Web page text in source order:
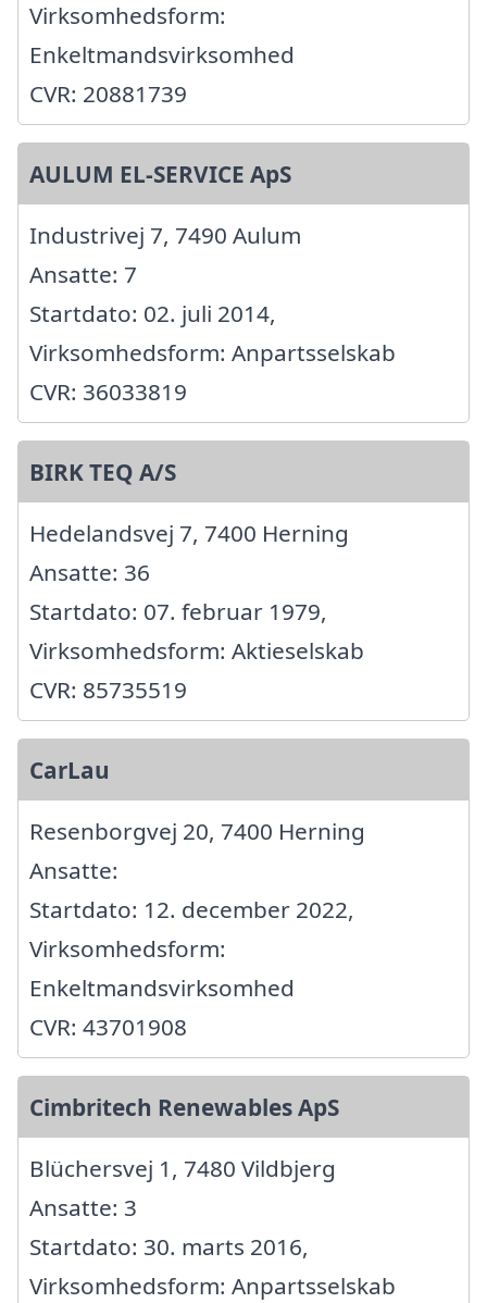
Virksomhedsform:
Enkeltmandsvirksomhed
CVR: 20881739
AULUM EL-SERVICE ApS
Industrivej 7, 7490 Aulum
Ansatte: 7
Startdato: 02. juli 2014,
Virksomhedsform: Anpartsselskab
CVR: 36033819
BIRK TEQ A/S
Hedelandsvej 7, 7400 Herning
Ansatte: 36
Startdato: 07. februar 1979,
Virksomhedsform: Aktieselskab
CVR: 85735519
CarLau
Resenborgvej 20, 7400 Herning
Ansatte:
Startdato: 12. december 2022,
Virksomhedsform:
Enkeltmandsvirksomhed
CVR: 43701908
Cimbritech Renewables ApS
Blüchersvej 1, 7480 Vildbjerg
Ansatte: 3
Startdato: 30. marts 2016,
Virksomhedsform: Anpartsselskab